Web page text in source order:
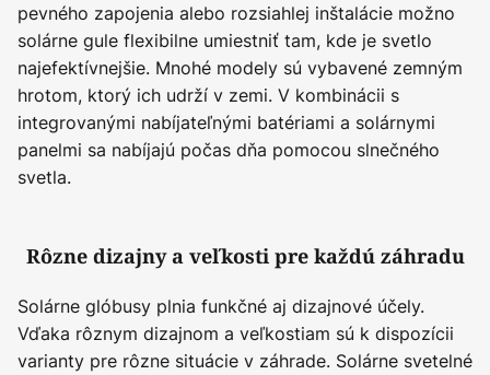
pevného zapojenia alebo rozsiahlej inštalácie možno
solárne gule flexibilne umiestniť tam, kde je svetlo
najefektívnejšie. Mnohé modely sú vybavené zemným
hrotom, ktorý ich udrží v zemi. V kombinácii s
integrovanými nabíjateľnými batériami a solárnymi
panelmi sa nabíjajú počas dňa pomocou slnečného
svetla.
Rôzne dizajny a veľkosti pre každú záhradu
Solárne glóbusy plnia funkčné aj dizajnové účely.
Vďaka rôznym dizajnom a veľkostiam sú k dispozícii
varianty pre rôzne situácie v záhrade. Solárne svetelné